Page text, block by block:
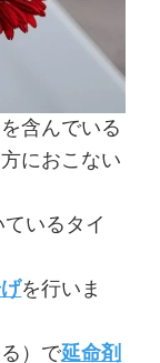
含んでいる
におこない
いるタイ
を行いま
る）で延命剤